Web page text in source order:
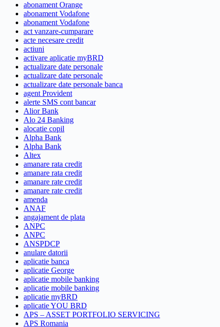
abonament Orange
abonament Vodafone
abonament Vodafone
act vanzare-cumparare
acte necesare credit
actiuni
activare aplicatie myBRD
actualizare date personale
actualizare date personale
actualizare date personale banca
agent Provident
alerte SMS cont bancar
Alior Bank
Alo 24 Banking
alocatie copil
Alpha Bank
Alpha Bank
Altex
amanare rata credit
amanare rata credit
amanare rate credit
amanare rate credit
amenda
ANAF
angajament de plata
ANPC
ANPC
ANSPDCP
anulare datorii
aplicatie banca
aplicatie George
aplicatie mobile banking
aplicatie mobile banking
aplicatie myBRD
aplicatie YOU BRD
APS – ASSET PORTFOLIO SERVICING
APS Romania